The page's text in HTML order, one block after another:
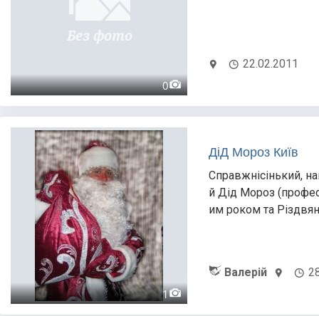
0
22.02.2011
1
ДіД Мороз Київ
Справжнісінький,
й Дід Мороз
им роком та
Валерій